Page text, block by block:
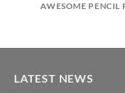
AWESOME PENCIL
LATEST NEWS